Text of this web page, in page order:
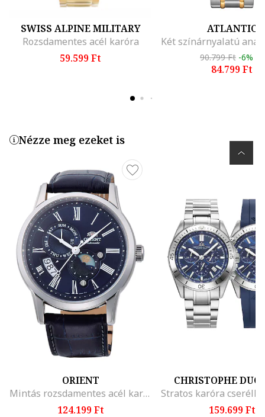
SWISS ALPINE MILITARY
Rozsdamentes acél karóra
59.599 Ft
ATLANTIC
90.799 Ft -6%
84.799 Ft
Nézze meg ezeket is
ORIENT
Mintás rozsdamentes acél karóra
124.199 Ft
CHRISTOPHE
159.699 Ft